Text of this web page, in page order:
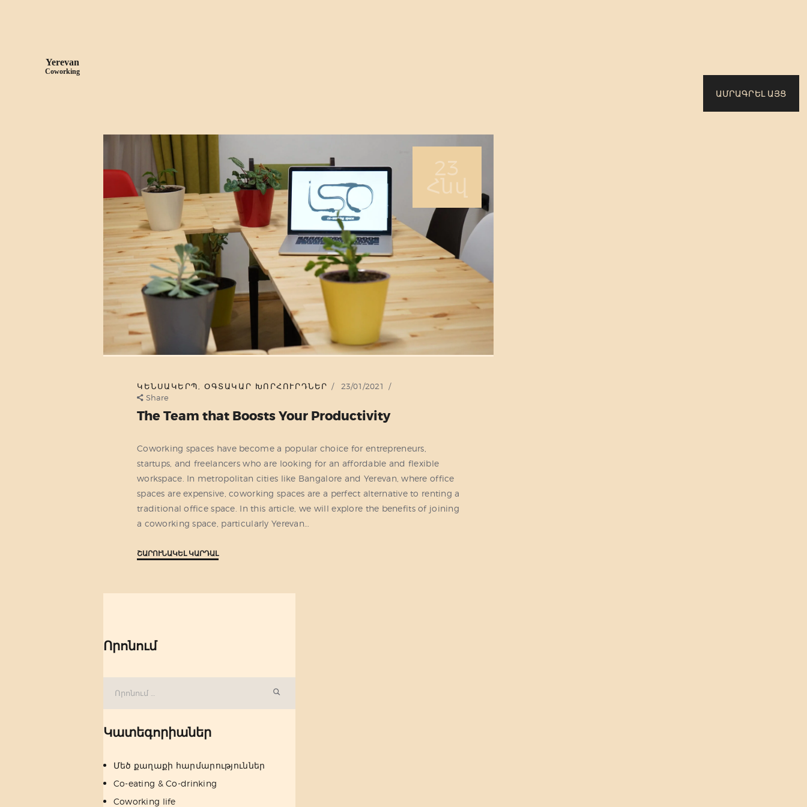
ԱՄՐԱԳՐԵԼ ԱՅՑ
23
Հնվ
ԿԵՆՍԱԿԵՐՊ ,ՕԳՏԱԿԱՐ ԽՈՐՀՈՒՐԴՆԵՐ
23/01/2021
Share
The Team that Boosts Your Productivity
Coworking spaces have become a popular choice for entrepreneurs,
startups, and freelancers who are looking for an affordable and flexible
workspace. In metropolitan cities like Bangalore and Yerevan, where office
spaces are expensive, coworking spaces are a perfect alternative to renting a
traditional office space. In this article, we will explore the benefits of joining
a coworking space, particularly Yerevan…
ՇԱՐՈՒՆԱԿԵԼ ԿԱՐԴԱԼ
Որոնում
Կատեգորիաներ
Մեծ քաղաքի հարմարություններ
Co-eating & Co-drinking
Coworking life